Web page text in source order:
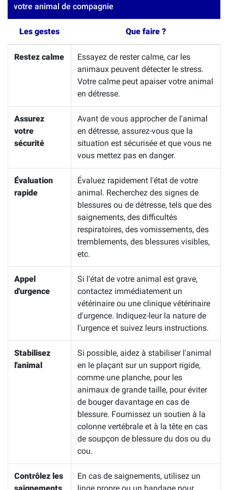
votre animal de compagnie
Les gestes Que faire ?
Restez calme
Essayez de rester calme, car les
animaux peuvent détecter le stress.
Votre calme peut apaiser votre animal
en détresse.
Assurez
votre
sécurité
Avant de vous approcher de l'animal
en détresse, assurez-vous que la
situation est sécurisée et que vous ne
vous mettez pas en danger.
Évaluation
rapide
Évaluez rapidement l'état de votre
animal. Recherchez des signes de
blessures ou de détresse, tels que des
saignements, des difficultés
respiratoires, des vomissements, des
tremblements, des blessures visibles,
etc.
Appel
d'urgence
Si l'état de votre animal est grave,
contactez immédiatement un
vétérinaire ou une clinique vétérinaire
d'urgence. Indiquez-leur la nature de
l'urgence et suivez leurs instructions.
Stabilisez
l'animal
Si possible, aidez à stabiliser l'animal
en le plaçant sur un support rigide,
comme une planche, pour les
animaux de grande taille, pour éviter
de bouger davantage en cas de
blessure. Fournissez un soutien à la
colonne vertébrale et à la tête en cas
de soupçon de blessure du dos ou du
cou.
Contrôlez les
En cas de saignements, utilisez un